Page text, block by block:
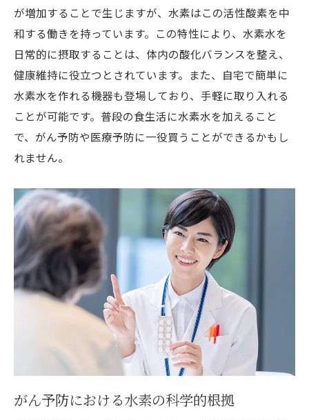
が増加することで生じますが、水素はこの活性酸素を中
和する働きを持っています。この特性により、水素水を
日常的に摂取することは、体内の酸化バランスを整え、
健康維持に役立つとされています。また、自宅で簡単に
水素水を作れる機器も登場しており、手軽に取り入れる
ことが可能です。普段の食生活に水素水を加えること
で、がん予防や医療予防に一役買うことができるかもし
れません。
がん予防における水素の科学的根拠